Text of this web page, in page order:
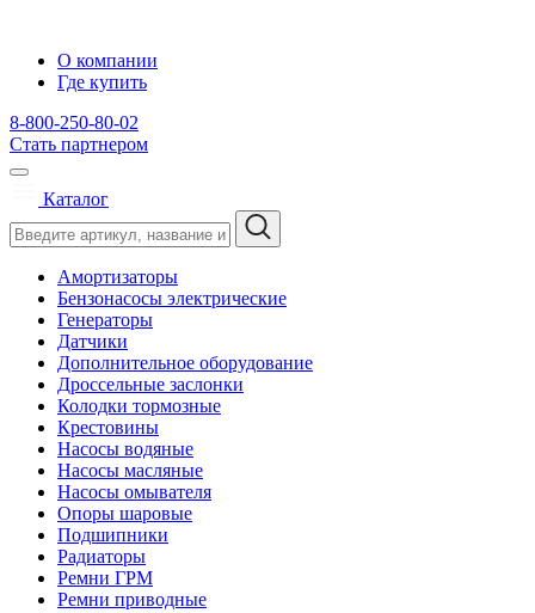
О компании
Где купить
8-800-250-80-02
Стать партнером
Каталог
Амортизаторы
Бензонасосы электрические
Генераторы
Датчики
Дополнительное оборудование
Дроссельные заслонки
Колодки тормозные
Крестовины
Насосы водяные
Насосы масляные
Насосы омывателя
Опоры шаровые
Подшипники
Радиаторы
Ремни ГРМ
Ремни приводные